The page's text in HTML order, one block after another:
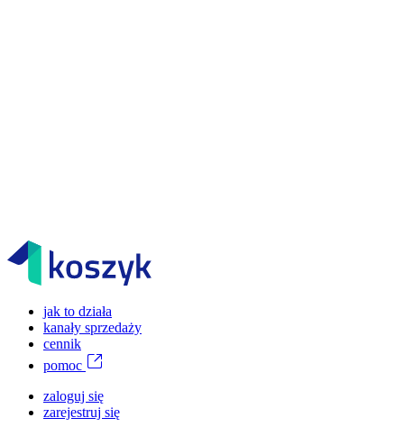
jak to działa
kanały sprzedaży
cennik
pomoc
zaloguj się
zarejestruj się